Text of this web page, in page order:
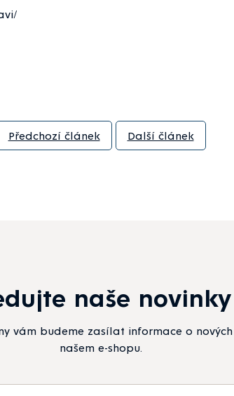
Předchozí článek Další článek
naše novinky
vám budeme zasílat informace o
našem e-shopu.